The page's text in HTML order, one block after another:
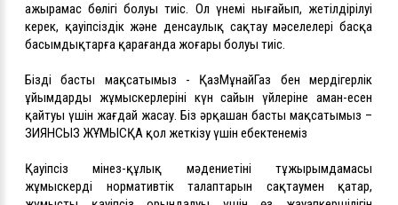
ажырамас бөлігі болуы тиіс. Ол үнемі нығайып, жетілдірілуі
керек, қауіпсіздік және денсаулық сақтау мәселелері басқа
басымдықтарға қарағанда жоғары болуы тиіс.
Біздің басты мақсатымыз - ҚазМұнайГаз бен мердігерлік
ұйымдардың жұмыскерлерінің күн сайын үйлеріне аман-есен
қайтуы үшін жағдай жасау. Біз әрқашан басты мақсатымыз –
ЗИЯНСЫЗ ЖҰМЫСҚА қол жеткізу үшін еңбектенеміз
Қауіпсіз мінез-құлық мәдениетінің тұжырымдамасы
жұмыскердің нормативтік талаптарын сақтаумен қатар,